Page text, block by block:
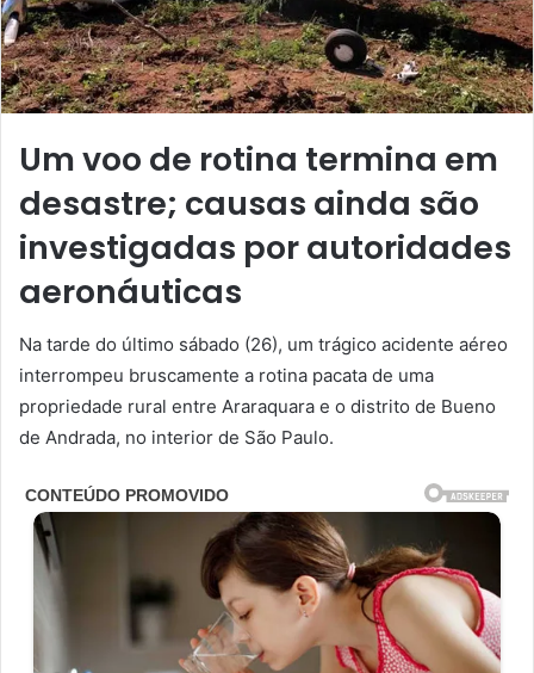
Um voo de rotina termina em
desastre; causas ainda são
investigadas por autoridades
aeronáuticas
Na tarde do último sábado (26), um trágico acidente aéreo
interrompeu bruscamente a rotina pacata de uma
propriedade rural entre Araraquara e o distrito de Bueno
de Andrada, no interior de São Paulo.